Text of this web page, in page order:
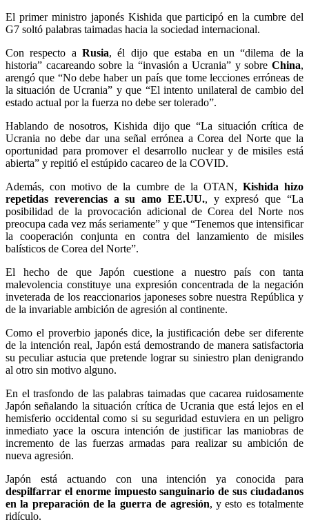
El primer ministro japonés Kishida que participó en la cumbre del
G7 soltó palabras taimadas hacia la sociedad internacional.
Con respecto a Rusia, él dijo que estaba en un “dilema de la
historia” cacareando sobre la “invasión a Ucrania” y sobre China,
arengó que “No debe haber un país que tome lecciones erróneas de
la situación de Ucrania” y que “El intento unilateral de cambio del
estado actual por la fuerza no debe ser tolerado”.
Hablando de nosotros, Kishida dijo que “La situación crítica de
Ucrania no debe dar una señal errónea a Corea del Norte que la
oportunidad para promover el desarrollo nuclear y de misiles está
abierta” y repitió el estúpido cacareo de la COVID.
Además, con motivo de la cumbre de la OTAN, Kishida hizo
repetidas reverencias a su amo EE.UU., y expresó que “La
posibilidad de la provocación adicional de Corea del Norte nos
preocupa cada vez más seriamente” y que “Tenemos que intensificar
la cooperación conjunta en contra del lanzamiento de misiles
balísticos de Corea del Norte”.
El hecho de que Japón cuestione a nuestro país con tanta
malevolencia constituye una expresión concentrada de la negación
inveterada de los reaccionarios japoneses sobre nuestra República y
de la invariable ambición de agresión al continente.
Como el proverbio japonés dice, la justificación debe ser diferente
de la intención real, Japón está demostrando de manera satisfactoria
su peculiar astucia que pretende lograr su siniestro plan denigrando
al otro sin motivo alguno.
En el trasfondo de las palabras taimadas que cacarea ruidosamente
Japón señalando la situación crítica de Ucrania que está lejos en el
hemisferio occidental como si su seguridad estuviera en un peligro
inmediato yace la oscura intención de justificar las maniobras de
incremento de las fuerzas armadas para realizar su ambición de
nueva agresión.
Japón está actuando con una intención ya conocida para
despilfarrar el enorme impuesto sanguinario de sus ciudadanos
en la preparación de la guerra de agresión, y esto es totalmente
ridículo.